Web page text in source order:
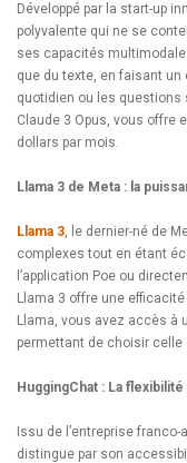
Développé par la start-up
polyvalente qui ne se
ses capacités
que du texte, en faisant
quotidien ou les questions
Claude 3 Opus, vous offre
dollars par mois.
Llama 3 de Meta : la
Llama 3, le dernier-né de
complexes tout en étant
l’application Poe ou
Llama 3 offre une
Llama, vous avez accès à
permettant de choisir celle
HuggingChat : La
Issu de l’entreprise
distingue par son